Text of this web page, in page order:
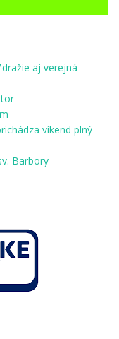
aj verejná
víkend plný
Barbory